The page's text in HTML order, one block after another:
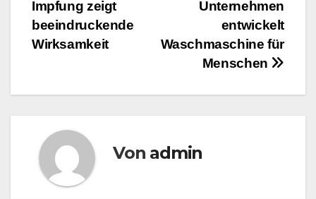
Unternehmen
entwickelt
Waschmaschine für
Menschen
Impfung zeigt
beeindruckende
Wirksamkeit
Von admin